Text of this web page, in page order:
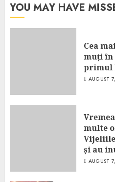
YOU MAY HAVE
Cea
muți în
primul
AUGUST
multe
și au
AUGUST